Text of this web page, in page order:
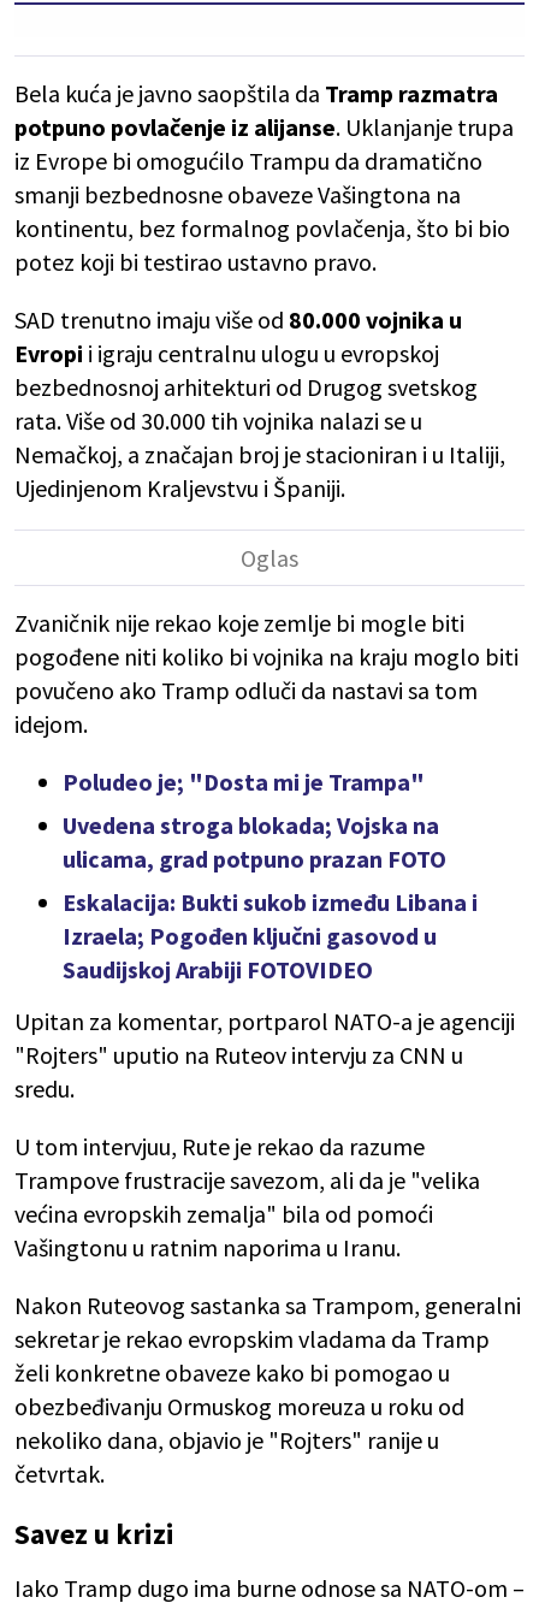
Bela kuća je javno saopštila da Tramp razmatra
potpuno povlačenje iz alijanse. Uklanjanje trupa
iz Evrope bi omogućilo Trampu da dramatično
smanji bezbednosne obaveze Vašingtona na
kontinentu, bez formalnog povlačenja, što bi bio
potez koji bi testirao ustavno pravo.
SAD trenutno imaju više od 80.000 vojnika u
Evropi i igraju centralnu ulogu u evropskoj
bezbednosnoj arhitekturi od Drugog svetskog
rata. Više od 30.000 tih vojnika nalazi se u
Nemačkoj, a značajan broj je stacioniran i u Italiji,
Ujedinjenom Kraljevstvu i Španiji.
Zvaničnik nije rekao koje zemlje bi mogle biti
pogođene niti koliko bi vojnika na kraju moglo biti
povučeno ako Tramp odluči da nastavi sa tom
idejom.
Poludeo je; "Dosta mi je Trampa"
Uvedena stroga blokada; Vojska na
ulicama, grad potpuno prazan FOTO
Eskalacija: Bukti sukob između Libana i
Izraela; Pogođen ključni gasovod u
Saudijskoj Arabiji FOTOVIDEO
Upitan za komentar, portparol NATO-a je agenciji
"Rojters" uputio na Ruteov intervju za CNN u
sredu.
U tom intervjuu, Rute je rekao da razume
Trampove frustracije savezom, ali da je "velika
većina evropskih zemalja" bila od pomoći
Vašingtonu u ratnim naporima u Iranu.
Nakon Ruteovog sastanka sa Trampom, generalni
sekretar je rekao evropskim vladama da Tramp
želi konkretne obaveze kako bi pomogao u
obezbeđivanju Ormuskog moreuza u roku od
nekoliko dana, objavio je "Rojters" ranije u
četvrtak.
Savez u krizi
Iako Tramp dugo ima burne odnose sa NATO-om –